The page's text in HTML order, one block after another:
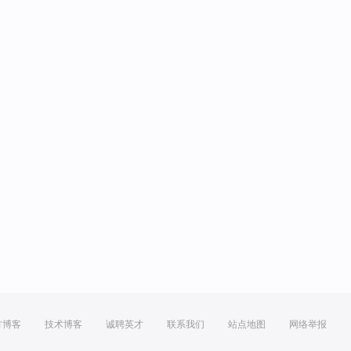
博客 技术博客 诚聘英才 联系我们 站点地图 网络举报